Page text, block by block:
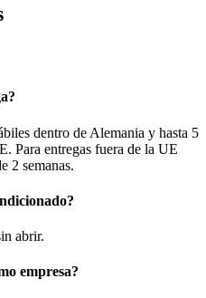
dentro de Alemania y hasta 5
Para entregas fuera de la UE
2 semanas.
abrir.
empresa?